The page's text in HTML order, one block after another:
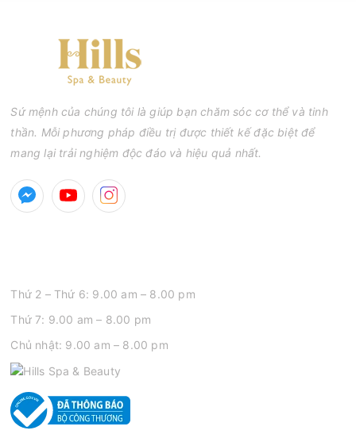
đạt tiêu chuẩn cần đáp ứng những yêu cầu nào?
Sứ mệnh của chúng tôi là giúp bạn chăm sóc cơ thể và tinh
thần. Mỗi phương pháp điều trị được thiết kế đặc biệt để
mang lại trải nghiệm độc đáo và hiệu quả nhất.
Thứ 2 – Thứ 6: 9.00 am – 8.00 pm
Thứ 7: 9.00 am – 8.00 pm
Chủ nhật: 9.00 am – 8.00 pm